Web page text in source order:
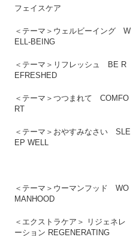
フェイスケア
＜テーマ＞ウェルビーイング W
ELL-BEING
＜テーマ＞リフレッシュ BE R
EFRESHED
＜テーマ＞つつまれて COMFO
RT
＜テーマ＞おやすみなさい SLE
EP WELL
＜テーマ＞ウーマンフッド WO
MANHOOD
＜エクストラケア＞ リジェネレ
ーション REGENERATING